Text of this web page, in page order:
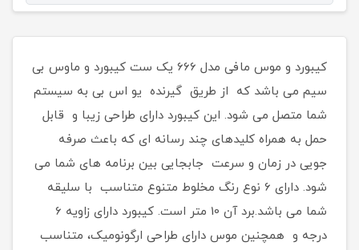
کیبورد و موس مافی مدل 666 یک ست کیبورد و ماوس بی
سیم می باشد که از طریق گیرنده یو اس بی به سیستم
شما متصل می شود. این کیبورد دارای طراحی زیبا و قابل
حمل به همراه کلیدهای چند رسانه ای که باعث صرفه
جویی در زمان و سرعت جابجایی بین برنامه های شما می
شود. دارای 6 نوع رنگ مخلوط متنوع متناسب با سلیقه
شما می باشد.برد آن 10 متر است. کیبورد دارای زاویه 6
درجه و همچنین موس دارای طراحی ارگونومیک، متناسب